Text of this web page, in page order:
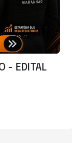
- EDITAL